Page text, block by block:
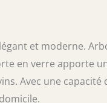
LCD. Compacte et
46 dB, le
vibrations – idéal pour la
et moderne.
en verre apporte
Avec une capacité